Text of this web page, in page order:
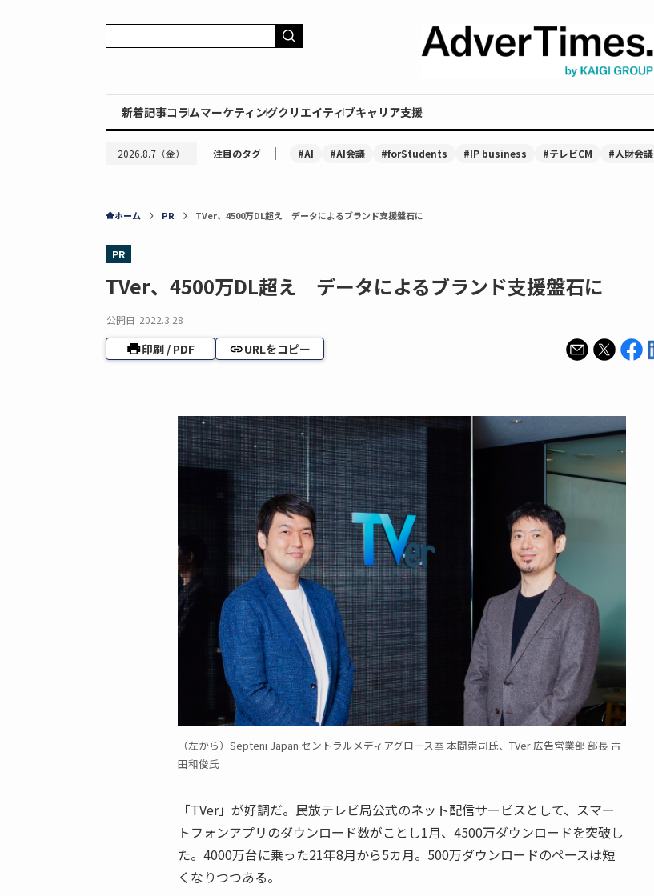
新着記事コラムマーケティングクリエイティブキャリア支援
2026.8.7（金） 注目のタグ ｜ #AI #AI会議 #forStudents #IP business #テレビCM #人財会議
ホーム PR TVer、4500万DL超え データによるブランド支援盤石に
PR
TVer、4500万DL超え データによるブランド支援盤石に
公開日 2022.3.28
印刷 / PDF URLをコピー
（左から）Septeni Japan セントラルメディアグロース室 本間崇司氏、TVer 広告営業部 部長 古
田和俊氏
「TVer」が好調だ。民放テレビ局公式のネット配信サービスとして、スマー
トフォンアプリのダウンロード数がことし1月、4500万ダウンロードを突破し
た。4000万台に乗った21年8月から5カ月。500万ダウンロードのペースは短
くなりつつある。